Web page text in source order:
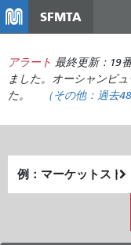
SFMTA
アラート 最終更新：19
ました。オーシャンビ
た。
（その他： 過去
出
発